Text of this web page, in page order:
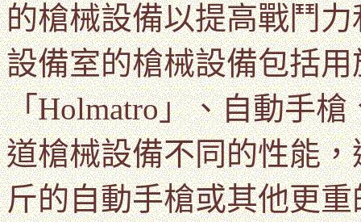
的槍械設備以提高戰鬥
設備室的槍械設備包括
「Holmatro」、自動手槍
道槍械設備不同的性能
斤的自動手槍或其他更